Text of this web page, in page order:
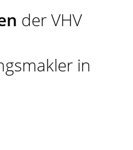
der VHV
in